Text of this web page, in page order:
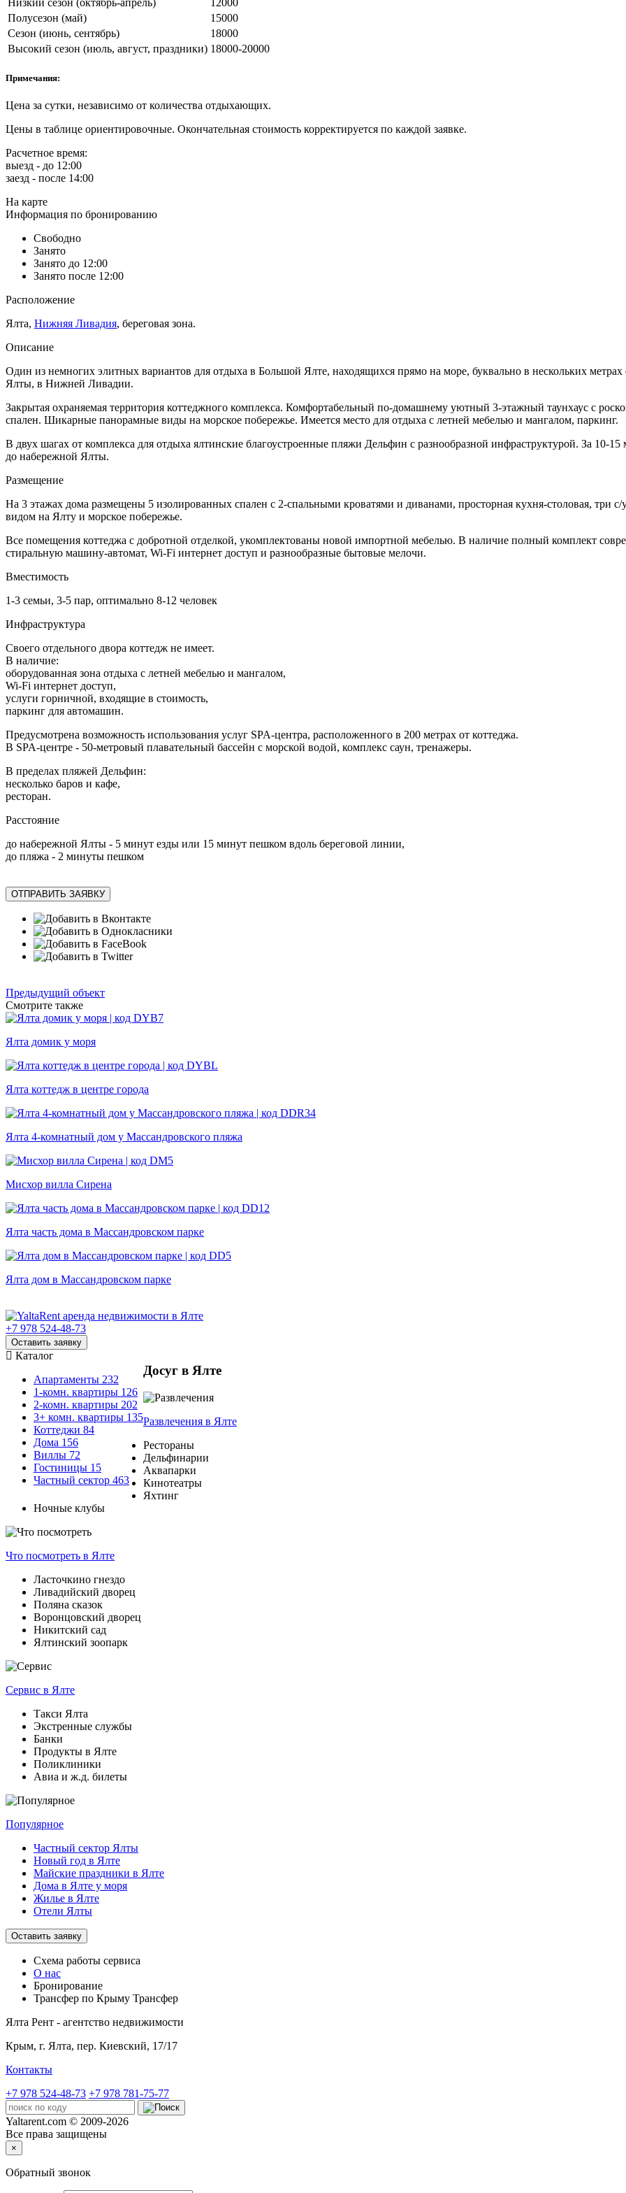
Полусезон (май)
15000
Сезон (июнь, сентябрь)
18000
Высокий сезон (июль, август, праздники) 18000-20000
Примечания:
Цена за сутки, независимо от количества отдыхающих.
Цены в таблице ориентировочные. Окончательная стоимость корректируется по каждой заявке.
Расчетное время:
выезд - до 12:00
заезд - после 14:00
На карте
Информация по бронированию
Свободно
Занято
Занято до 12:00
Занято после 12:00
Расположение
Ялта, Нижняя Ливадия, береговая зона.
Описание
Один из немногих элитных вариантов для отдыха в Большой Ялте, находящихся прямо на море, буквально в нескольких
Ялты, в Нижней Ливадии.
Закрытая охраняемая территория коттеджного комплекса. Комфортабельный по-домашнему уютный 3-этажный таунхаус с
спален. Шикарные панорамные виды на морское побережье. Имеется место для отдыха с летней мебелью и мангалом, паркинг.
В двух шагах от комплекса для отдыха ялтинские благоустроенные пляжи Дельфин с разнообразной инфраструктурой. За
до набережной Ялты.
Размещение
На 3 этажах дома размещены 5 изолированных спален с 2-спальными кроватями и диванами, просторная кухня-столовая,
видом на Ялту и морское побережье.
Все помещения коттеджа с добротной отделкой, укомплектованы новой импортной мебелью. В наличие полный комплект
стиральную машину-автомат, Wi-Fi интернет доступ и разнообразные бытовые мелочи.
Вместимость
1-3 семьи, 3-5 пар, оптимально 8-12 человек
Инфраструктура
Своего отдельного двора коттедж не имеет.
В наличие:
оборудованная зона отдыха с летней мебелью и мангалом,
Wi-Fi интернет доступ,
услуги горничной, входящие в стоимость,
паркинг для автомашин.
Предусмотрена возможность использования услуг SPA-центра, расположенного в 200 метрах от коттеджа.
В SPA-центре - 50-метровый плавательный бассейн с морской водой, комплекс саун, тренажеры.
В пределах пляжей Дельфин:
несколько баров и кафе,
ресторан.
Расстояние
до набережной Ялты - 5 минут езды или 15 минут пешком вдоль береговой линии,
до пляжа - 2 минуты пешком
ОТПРАВИТЬ ЗАЯВКУ
Предыдущий объект
Смотрите также
Ялта домик у моря
Ялта коттедж в центре города
Ялта 4-комнатный дом у Массандровского пляжа
Мисхор вилла Сирена
Ялта часть дома в Массандровском парке
Ялта дом в Массандровском парке
+7 978 524-48-73
Оставить заявку
Каталог
Апартаменты 232
1-комн. квартиры 126
2-комн. квартиры 202
3+ комн. квартиры 135
Коттеджи 84
Дома 156
Виллы 72
Гостиницы 15
Частный сектор 463
Досуг в Ялте
Развлечения в Ялте
Рестораны
Дельфинарии
Аквапарки
Кинотеатры
Яхтинг
Ночные клубы
Что посмотреть в Ялте
Ласточкино гнездо
Ливадийский дворец
Поляна сказок
Воронцовский дворец
Никитский сад
Ялтинский зоопарк
Сервис в Ялте
Такси Ялта
Экстренные службы
Банки
Продукты в Ялте
Поликлиники
Авиа и ж.д. билеты
Популярное
Частный сектор Ялты
Новый год в Ялте
Майские праздники в Ялте
Дома в Ялте у моря
Жилье в Ялте
Отели Ялты
Оставить заявку
Схема работы сервиса
О нас
Бронирование
Трансфер по Крыму Трансфер
Ялта Рент - агентство недвижимости
Крым, г. Ялта, пер. Киевский, 17/17
Контакты
+7 978 524-48-73 +7 978 781-75-77
Yaltarent.com © 2009-2026
Все права защищены
×
Обратный звонок